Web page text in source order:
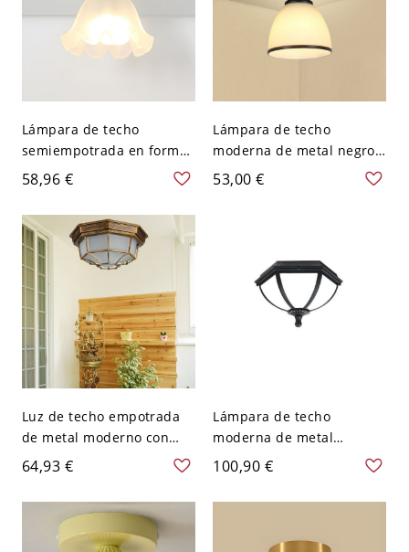
Lámpara de techo
semiempotrada en forma
de flor moderna para uso
residencial en color
crema - 110 A 120 V 16,51
cm
58,96 €
Lámpara de techo
moderna de metal negro
con pantalla de vidrio
esmerilado - 110 A 120 V
53,00 €
Luz de techo empotrada
de metal moderno con
LED y pantalla de vidrio
esmerilado - Bronce 110 A
120 V 22,86 cm
64,93 €
Lámpara de techo
moderna de metal
semiempotrada para
residencia oscura en
América en categorías
120 V 33,02 cm
100,90 €